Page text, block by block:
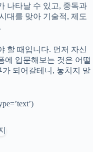
나타날 수 있고, 중독과
대를 맞아 기술적, 제도
할 때입니다. 먼저 자신
에 입문해보는 것은 어떨
되어갈테니, 놓치지 말